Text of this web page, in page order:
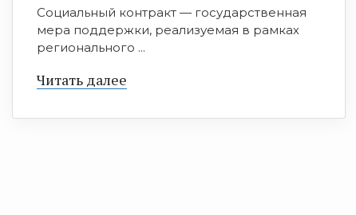
Социальный контракт — государственная
мера поддержки, реализуемая в рамках
регионального ...
Читать далее